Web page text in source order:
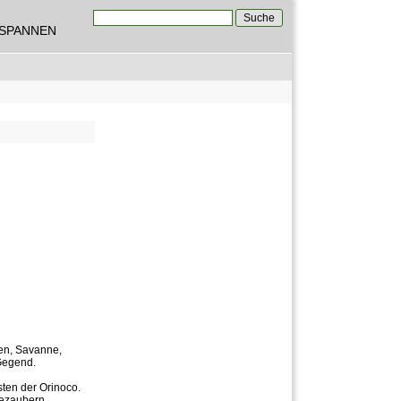
Savanne,
der Orinoco.